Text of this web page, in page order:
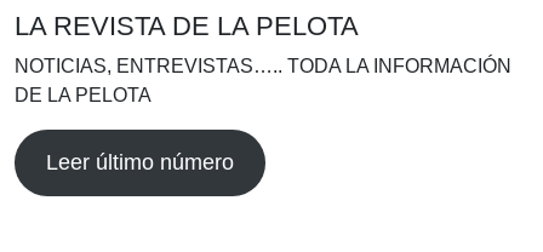
LA REVISTA DE LA PELOTA
NOTICIAS, ENTREVISTAS….. TODA LA INFORMACIÓN
DE LA PELOTA
Leer último número